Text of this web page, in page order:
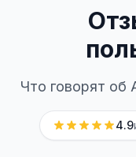
Что говорят об
4.9